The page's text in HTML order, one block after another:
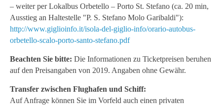
– weiter per Lokalbus Orbetello – Porto St. Stefano (ca. 20 min,
Ausstieg an Haltestelle "P. S. Stefano Molo Garibaldi"):
http://www.giglioinfo.it/isola-del-giglio-info/orario-autobus-
orbetello-scalo-porto-santo-stefano.pdf
Beachten Sie bitte: Die Informationen zu Ticketpreisen beruhen
auf den Preisangaben von 2019. Angaben ohne Gewähr.
Transfer zwischen Flughafen und Schiff:
Auf Anfrage können Sie im Vorfeld auch einen privaten